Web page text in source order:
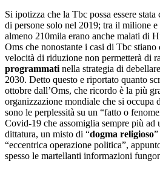
Si ipotizza che la Tbc possa essere
di persone solo nel 2019; tra il milione
almeno 210mila erano anche malati di
Oms che nonostante i casi di Tbc
velocità di riduzione non permetterà di
programmati nella strategia di
2030. Detto questo e riportato quanto
ottobre dall’Oms, che ricordo è la più
organizzazione mondiale che si occupa
sono le perplessità su un “fatto o
Covid-19 che assomiglia sempre più ad
dittatura, un misto di “dogma religioso
“eccentrica operazione politica”,
spesso le martellanti informazioni